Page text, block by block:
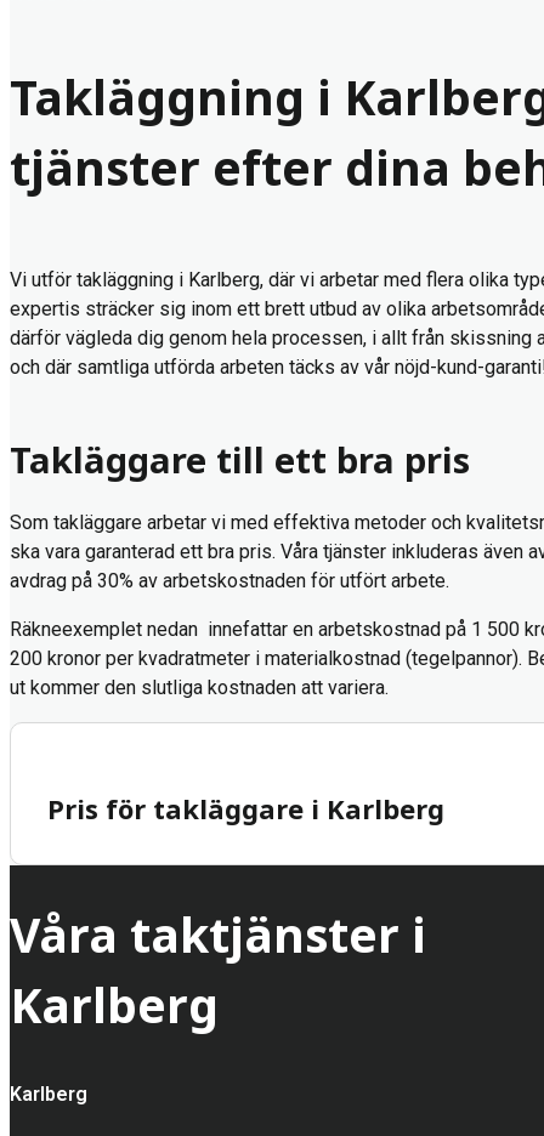
Takläggning i
tjänster efter dina
Vi utför takläggning i Karlberg, där vi arbetar med flera olika
expertis sträcker sig inom ett brett utbud av olika
därför vägleda dig genom hela processen, i allt från skissning
och där samtliga utförda arbeten täcks av vår nöjd-kund-
Takläggare till ett bra pris
Som takläggare arbetar vi med effektiva metoder och
ska vara garanterad ett bra pris. Våra tjänster inkluderas även
avdrag på 30% av arbetskostnaden för utfört arbete.
Räkneexemplet nedan innefattar en arbetskostnad på 1 500
200 kronor per kvadratmeter i materialkostnad (tegelpannor).
ut kommer den slutliga kostnaden att variera.
Pris för takläggare i Karlberg
Våra taktjänster i
Karlberg
Karlberg